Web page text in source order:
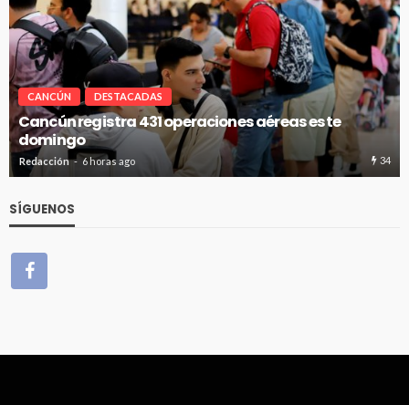
CANCÚN DESTACADAS
Cancún registra 431 operaciones aéreas este
domingo
Redacción 6 horas ago 34
SÍGUENOS